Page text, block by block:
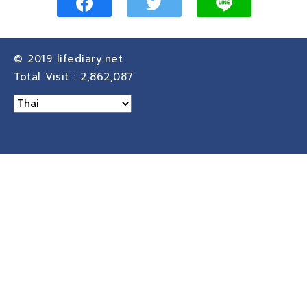
© 2019 lifediary.net
Total Visit : 2,862,087